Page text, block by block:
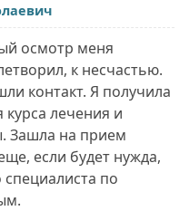
осмотр меня
к несчастью.
контакт. Я получила
курса лечения и
Зашла на прием
если будет нужда,
специалиста по